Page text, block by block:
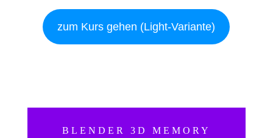
zum Kurs gehen (Light-Variante)
BLENDER 3D MEMORY